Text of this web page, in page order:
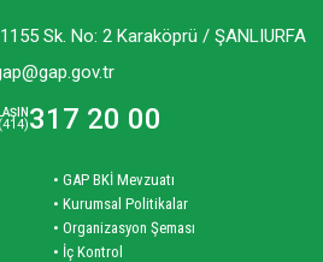
Sk. No: 2 Karaköprü / ŞANLIURFA
317 20 00
• GAP BKİ Mevzuatı
• Kurumsal Politikalar
• Organizasyon Şeması
• İç Kontrol